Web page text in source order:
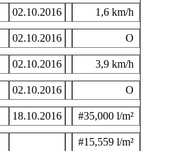
02.10.2016 1,6 km/h
02.10.2016 O
02.10.2016 3,9 km/h
02.10.2016 O
18.10.2016 #35,000 l/m²
#15,559 l/m²